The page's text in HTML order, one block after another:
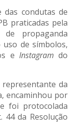
das condutas de
praticadas pela
propaganda
de símbolos,
e Instagram do
representante da
encaminhou por
foi protocolada
da Resolução